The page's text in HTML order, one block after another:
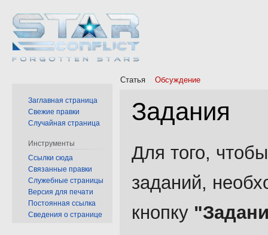
Задания
к
к
Для того,
заданий,
кнопку
Статья Обсуждение
Заглавная страница
Свежие правки
Случайная страница
Инструменты
Ссылки сюда
Связанные правки
Служебные страницы
Версия для печати
Постоянная ссылка
Сведения о странице